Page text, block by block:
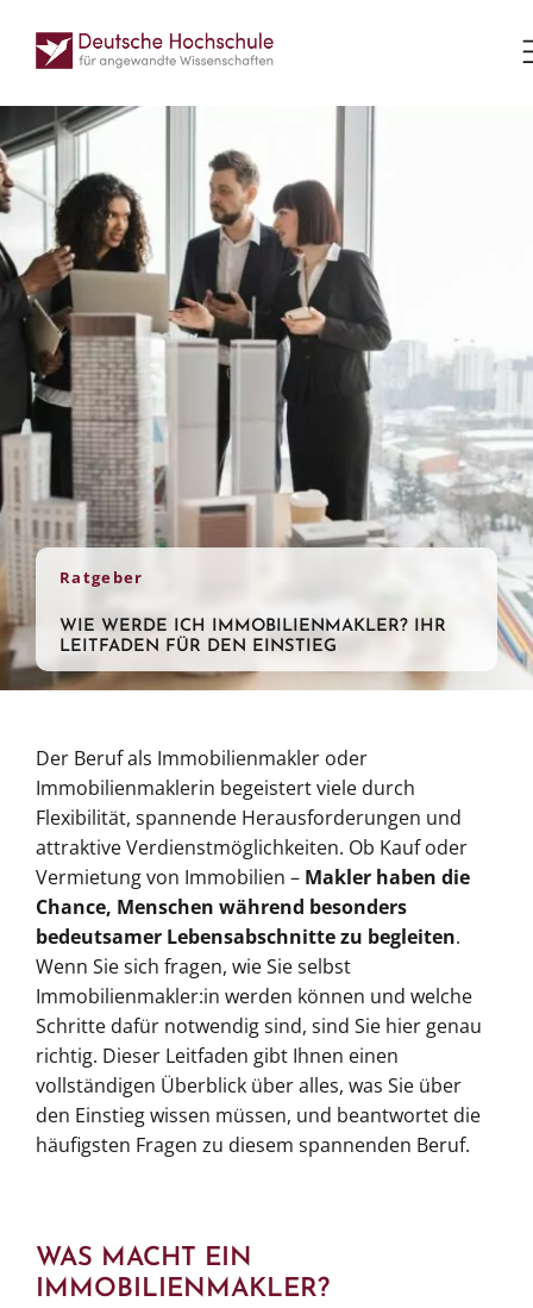
Ratgeber
WIE WERDE ICH IMMOBILIENMAKLER? IHR
LEITFADEN FÜR DEN EINSTIEG
Der Beruf als Immobilienmakler oder
Immobilienmaklerin begeistert viele durch
Flexibilität, spannende Herausforderungen und
attraktive Verdienstmöglichkeiten. Ob Kauf oder
Vermietung von Immobilien – Makler haben die
Chance, Menschen während besonders
bedeutsamer Lebensabschnitte zu begleiten.
Wenn Sie sich fragen, wie Sie selbst
Immobilienmakler:in werden können und welche
Schritte dafür notwendig sind, sind Sie hier genau
richtig. Dieser Leitfaden gibt Ihnen einen
vollständigen Überblick über alles, was Sie über
den Einstieg wissen müssen, und beantwortet die
häufigsten Fragen zu diesem spannenden Beruf.
WAS MACHT EIN
IMMOBILIENMAKLER?